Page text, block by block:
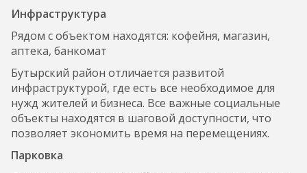
Инфраструктура
Рядом с объектом находятся: кофейня, магазин,
аптека, банкомат
Бутырский район отличается развитой
инфраструктурой, где есть все необходимое для
нужд жителей и бизнеса. Все важные социальные
объекты находятся в шаговой доступности, что
позволяет экономить время на перемещениях.
Парковка